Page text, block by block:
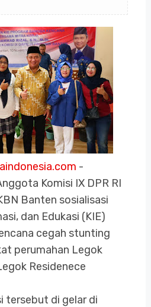
-
Komisi IX DPR RI
Banten sosialisasi
dan Edukasi (KIE)
cegah stunting
perumahan Legok
Residenece
tersebut di gelar di